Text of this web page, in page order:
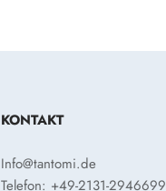
KONTAKT
Info@tantomi.de
Telefon: +49-2131-2946699